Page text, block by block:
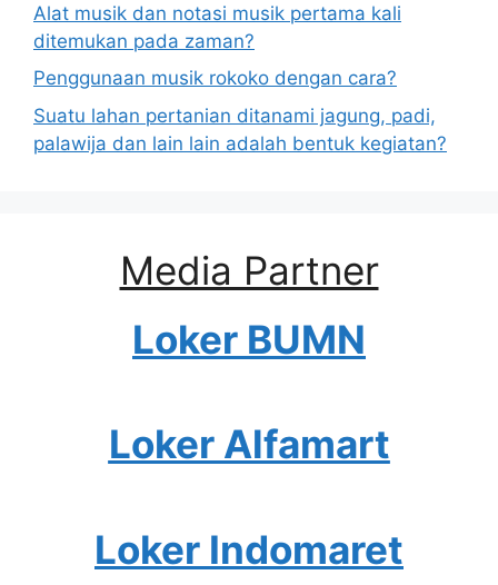
Alat musik dan notasi musik pertama kali
ditemukan pada zaman?
Penggunaan musik rokoko dengan cara?
Suatu lahan pertanian ditanami jagung, padi,
palawija dan lain lain adalah bentuk kegiatan?
Media Partner
Loker BUMN
Loker Alfamart
Loker Indomaret